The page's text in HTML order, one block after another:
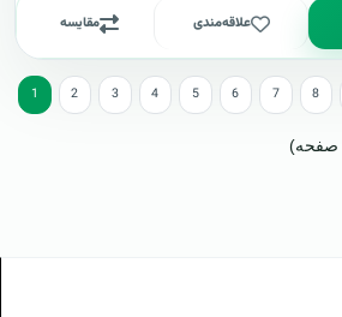
علاقه‌مندی مقایسه
1 2 3 4 5 6 7 8